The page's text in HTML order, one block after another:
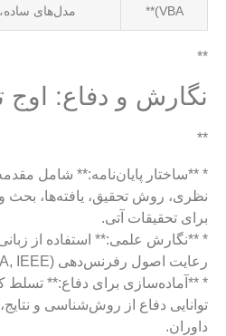
VBA)**
مدل‌های
**
نگارش و دفاع: اوج
**
* **ساختار پایان‌نامه:** شامل
نظری، روش تحقیق، یافته‌ها، بحث و
برای تحقیقات آتی.
* **نگارش علمی:** استفاده از
رعایت اصول رفرنس‌دهی (APA, IEEE) و عدم سرقت علمی.
* **آماده‌سازی برای دفاع:** تسلط
توانایی دفاع از روش‌شناسی و
داوران.